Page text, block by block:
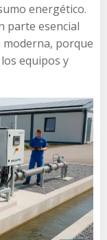
energético.
parte esencial
porque
equipos y